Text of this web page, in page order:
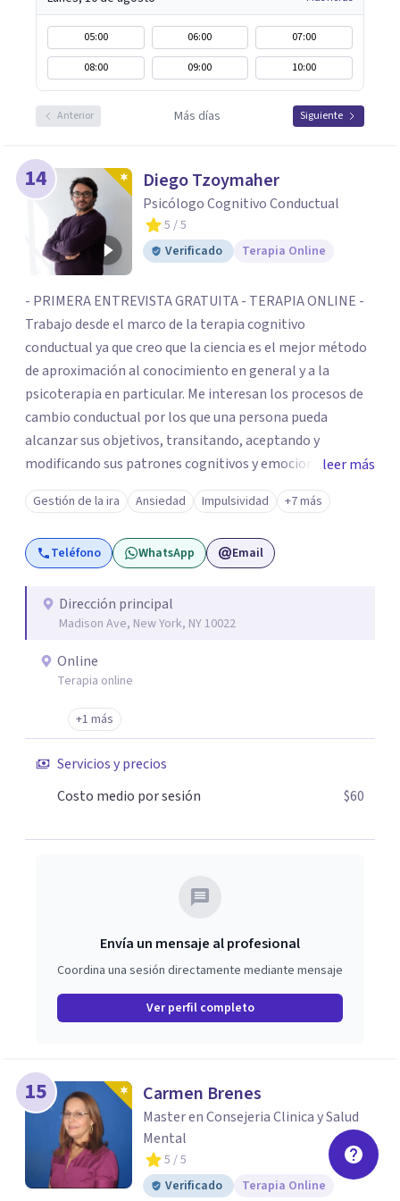
05:00 06:00
07:00
08:00
09:00 10:00
Anterior Más días Siguiente
14 Diego Tzoymaher
Psicólogo Cognitivo Conductual
5 / 5
Verificado
Terapia Online
- PRIMERA ENTREVISTA GRATUITA - TERAPIA ONLINE -
Trabajo desde el marco de la terapia cognitivo
conductual ya que creo que la ciencia es el mejor método
de aproximación al conocimiento en general y a la
psicoterapia en particular. Me interesan los procesos de
cambio conductual por los que una persona pueda
alcanzar sus objetivos, transitando, aceptando y
modificando sus patrones cognitivos y emocionales.
Abordo patologías específicas como trastornos de
ansiedad y del ánimo, y también crisis vitales y procesos
de crecimiento personal.
leer más
Gestión de la ira Ansiedad Impulsividad +7 más
Teléfono WhatsApp Email
Dirección principal
Madison Ave, New York, NY 10022
Online
Terapia online
+1 más
Servicios y precios
Costo medio por sesión
$60
Envía un mensaje al profesional
Coordina una sesión directamente mediante mensaje
Ver perfil completo
15 Carmen Brenes
Master en Consejeria Clinica y Salud
Mental
5 / 5
Verificado
Terapia Online